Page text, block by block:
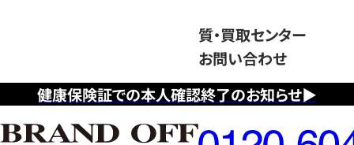
健康保険証での本人確認終了のお知らせ▶
質・買取センター
お問い合わせ
フ
リ